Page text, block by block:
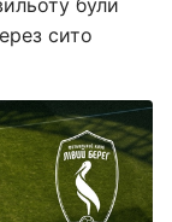
були
сито